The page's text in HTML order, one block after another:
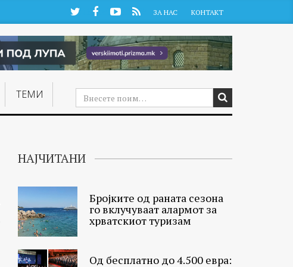
TwitterFacebookYouTube
RSS ЗА НАС КОНТАКТ
ТЕМИ
НАЈЧИТАНИ
Бројките од раната сезона
го вклучуваат алармот за
хрватскиот туризам
Од бесплатно до 4.500 евра: